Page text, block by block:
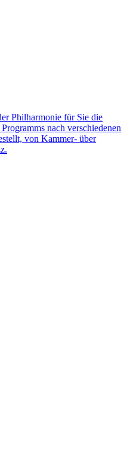
Philharmonie für Sie die
nach verschiedenen
von Kammer- über